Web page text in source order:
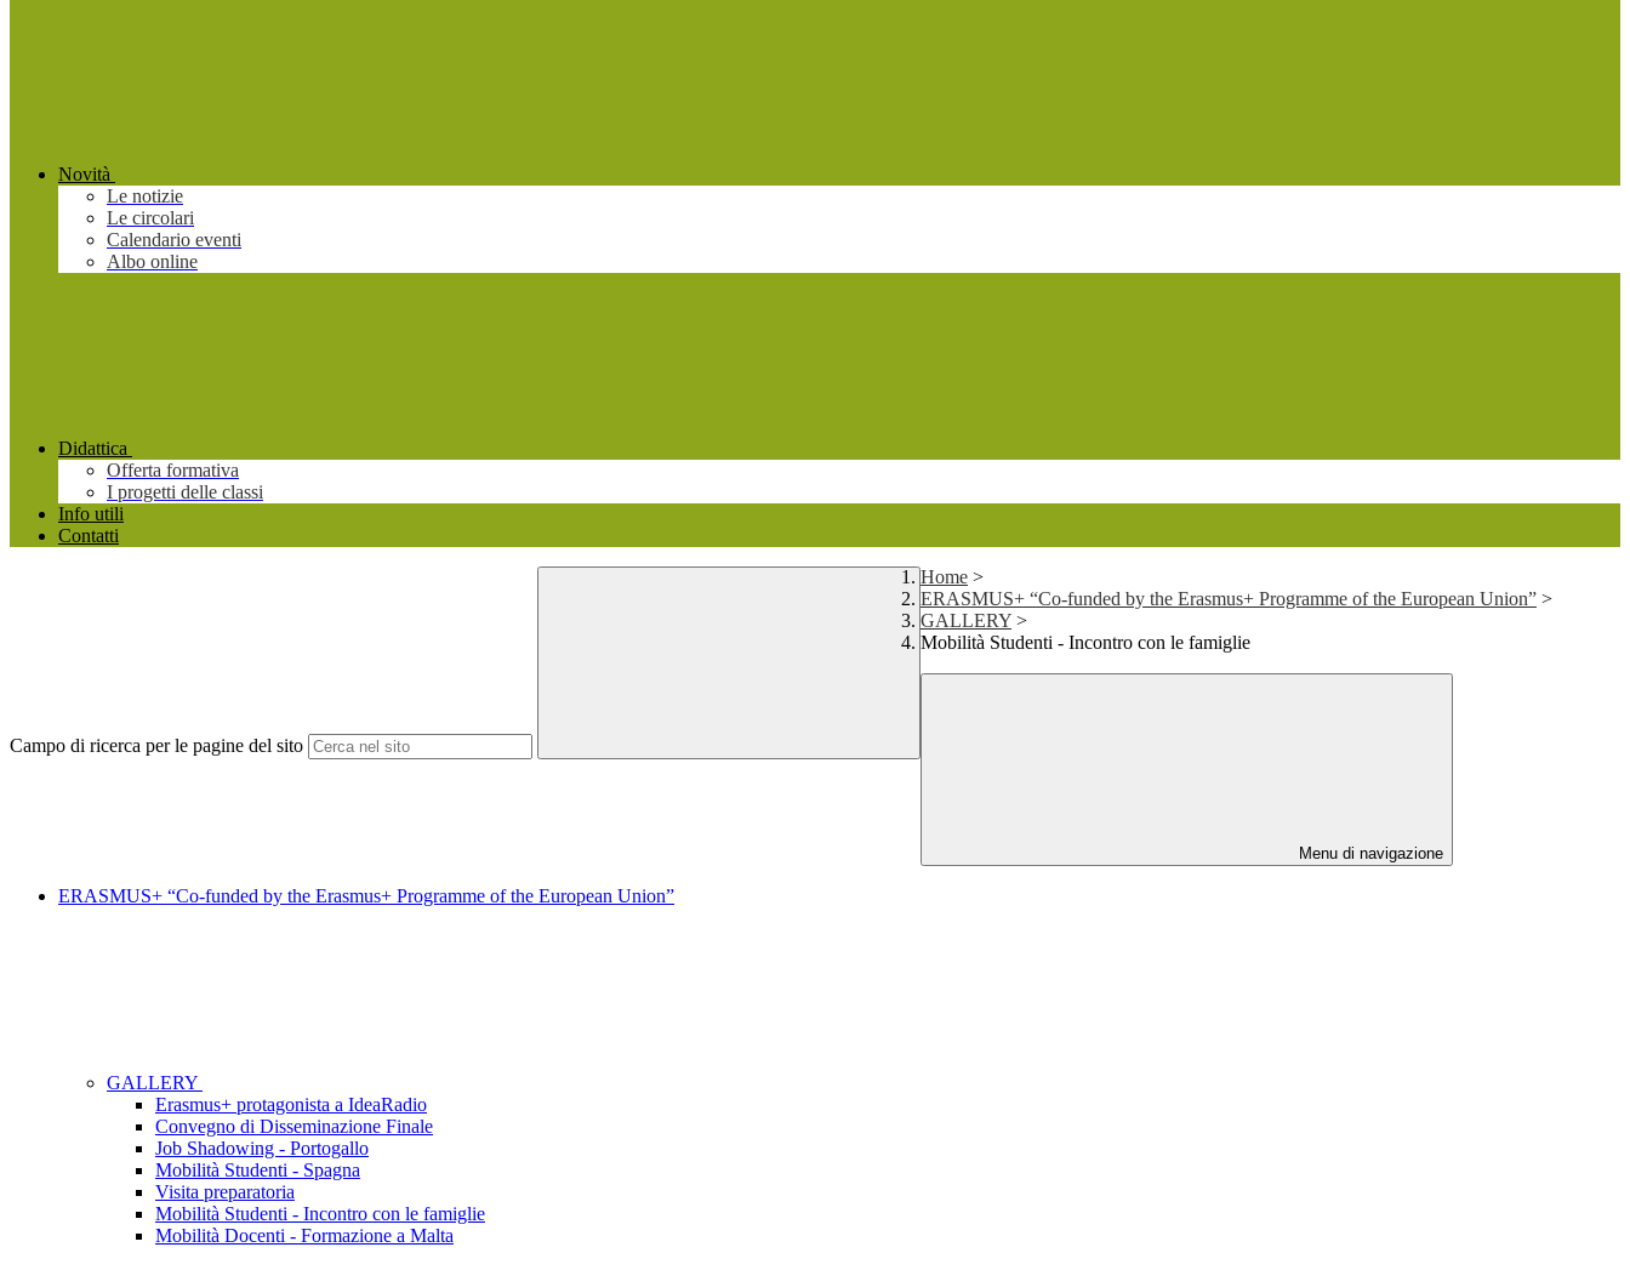
Novità
Le notizie
Le circolari
Calendario eventi
Albo online
Didattica
Offerta formativa
I progetti delle classi
Info utili
Contatti
Campo di ricerca per le pagine del sito
Home >
ERASMUS+ “Co-funded by the Erasmus+ Programme of the European Union” >
GALLERY >
Mobilità Studenti - Incontro con le famiglie
Menu di navigazione
ERASMUS+ “Co-funded by the Erasmus+ Programme of the European Union”
GALLERY
Erasmus+ protagonista a IdeaRadio
Convegno di Disseminazione Finale
Job Shadowing - Portogallo
Mobilità Studenti - Spagna
Visita preparatoria
Mobilità Studenti - Incontro con le famiglie
Mobilità Docenti - Formazione a Malta